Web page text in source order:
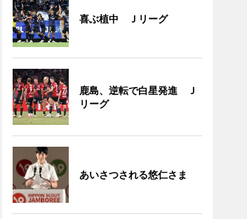
喜ぶ植中 Ｊリーグ
鹿島、逆転で白星発進 Ｊ
リーグ
あいさつされる悠仁さま